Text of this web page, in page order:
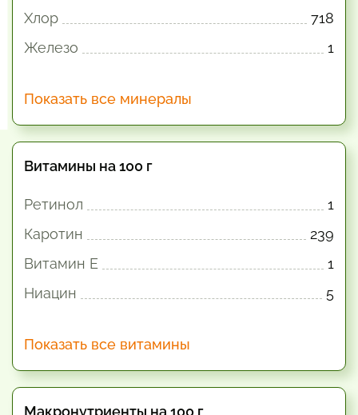
Хлор
718
Железо
1
Показать все минералы
Витамины на 100 г
Ретинол
1
Каротин
239
Витамин E
1
Ниацин
5
Показать все витамины
Макронутриенты на 100 г